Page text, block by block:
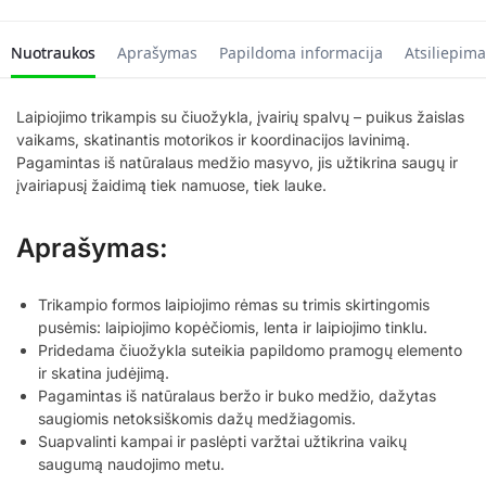
Nuotraukos Aprašymas Papildoma informacija
Laipiojimo trikampis su čiuožykla, įvairių spalvų – puikus žaislas
vaikams, skatinantis motorikos ir koordinacijos lavinimą.
Pagamintas iš natūralaus medžio masyvo, jis užtikrina saugų ir
įvairiapusį žaidimą tiek namuose, tiek lauke.
Aprašymas:
Trikampio formos laipiojimo rėmas su trimis skirtingomis
pusėmis: laipiojimo kopėčiomis, lenta ir laipiojimo tinklu.
Pridedama čiuožykla suteikia papildomo pramogų elemento
ir skatina judėjimą.
Pagamintas iš natūralaus beržo ir buko medžio, dažytas
saugiomis netoksiškomis dažų medžiagomis.
Suapvalinti kampai ir paslėpti varžtai užtikrina vaikų
saugumą naudojimo metu.